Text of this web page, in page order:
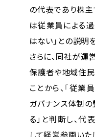
の代表であり株主
は従業員による
はない」との説明
さらに、同社が
保護者や地域住
ことから、「従業
ガバナンス体制
る」と判断し、代
して経営参画いた